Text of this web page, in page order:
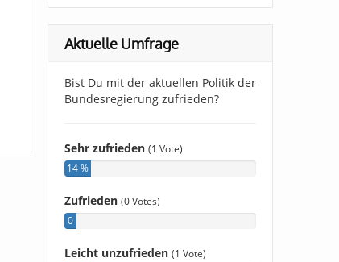
Aktuelle Umfrage